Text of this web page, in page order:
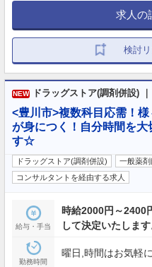
求人の
検討
NEW ドラッグストア(調剤併設)
<豊川市>複数科目応需！
が身につく！自分時間を大
す☆
ドラッグストア(調剤併設) 一般薬剤
コンサルタントを経由する求人
給与・手当
時給2000円～2400
して決定いたしま
勤務時間
曜日,時間はお気軽